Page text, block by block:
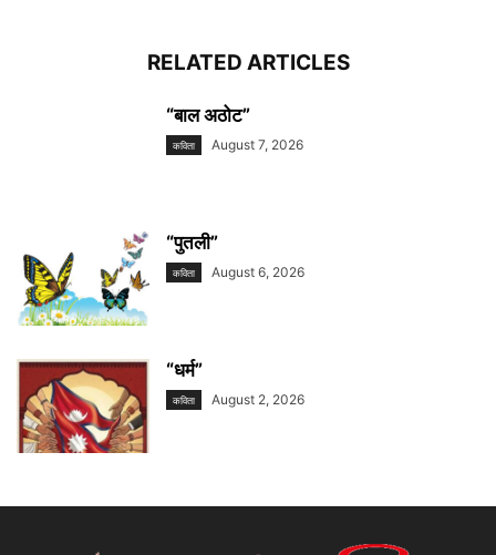
RELATED ARTICLES
“बाल अठोट”
कविता August 7, 2026
“पुतली”
कविता August 6, 2026
“धर्म”
कविता August 2, 2026